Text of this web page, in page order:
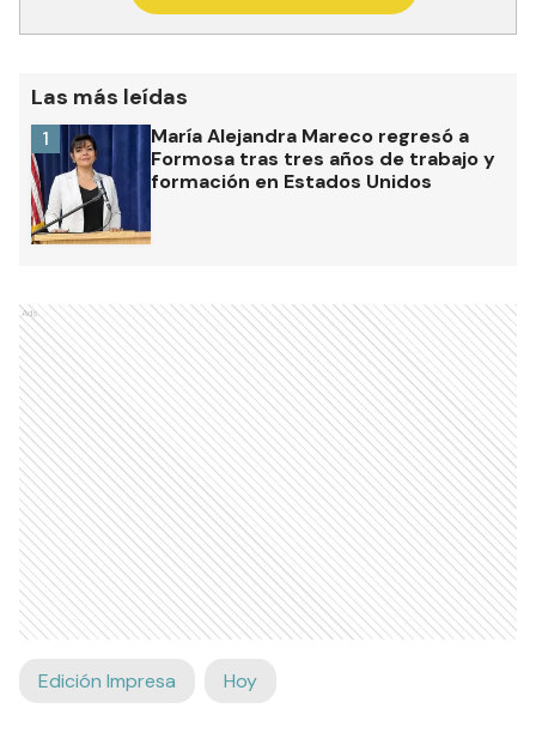
Las más leídas
María Alejandra Mareco regresó a
Formosa tras tres años de trabajo y
formación en Estados Unidos
1
Ads
Edición Impresa Hoy